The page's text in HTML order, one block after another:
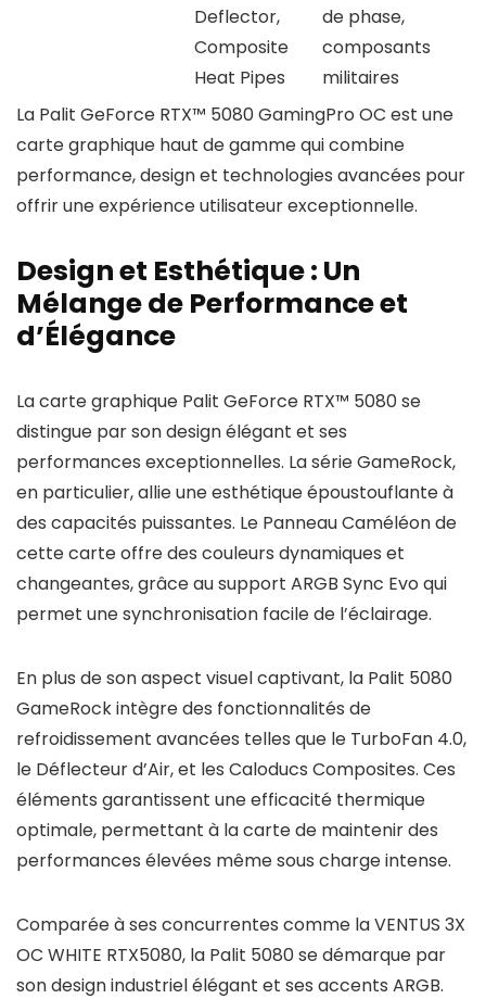
Deflector,
Composite
Heat Pipes
de phase,
composants
militaires
La Palit GeForce RTX™ 5080 GamingPro OC est une
carte graphique haut de gamme qui combine
performance, design et technologies avancées pour
offrir une expérience utilisateur exceptionnelle.
Design et Esthétique : Un
Mélange de Performance et
d’Élégance
La carte graphique Palit GeForce RTX™ 5080 se
distingue par son design élégant et ses
performances exceptionnelles. La série GameRock,
en particulier, allie une esthétique époustouflante à
des capacités puissantes. Le Panneau Caméléon de
cette carte offre des couleurs dynamiques et
changeantes, grâce au support ARGB Sync Evo qui
permet une synchronisation facile de l’éclairage.
En plus de son aspect visuel captivant, la Palit 5080
GameRock intègre des fonctionnalités de
refroidissement avancées telles que le TurboFan 4.0,
le Déflecteur d’Air, et les Caloducs Composites. Ces
éléments garantissent une efficacité thermique
optimale, permettant à la carte de maintenir des
performances élevées même sous charge intense.
Comparée à ses concurrentes comme la VENTUS 3X
OC WHITE RTX5080, la Palit 5080 se démarque par
son design industriel élégant et ses accents ARGB.